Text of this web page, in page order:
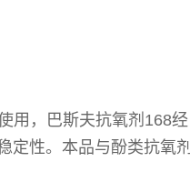
用，巴斯夫抗氧剂168经
定性。本品与酚类抗氧剂